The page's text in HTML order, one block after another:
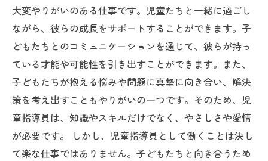
大変やりがいのある仕事です。児童たちと一緒に過ごし
ながら、彼らの成長をサポートすることができます。子
どもたちとのコミュニケーションを通じて、彼らが持っ
ている才能や可能性を引き出すことができます。また、
子どもたちが抱える悩みや問題に真摯に向き合い、解決
策を考え出すこともやりがいの一つです。そのため、児
童指導員は、知識やスキルだけでなく、やさしさや愛情
が必要です。 しかし、児童指導員として働くことは決し
て楽な仕事ではありません。子どもたちと向き合うため